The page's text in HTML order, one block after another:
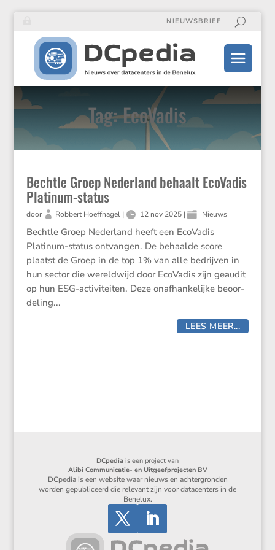
NIEUWSBRIEF
Tag: EcoVadis
Bechtle Groep Nederland behaalt EcoVadis
Platinum-status
door Robbert Hoeffnagel| 12 nov 2025 | Nieuws
Bechtle Groep Neder­land heeft een EcoVadis
Platinum-status ontvangen. De behaalde score
plaatst de Groep in de top 1% van alle bedrijven in
hun sector die wereld­wijd door EcoVadis zijn geaudit
op hun ESG-activi­teiten. Deze onafhan­ke­lijke beoor­
de­ling...
LEES MEER...
DCpedia is een project van
Alibi Communicatie- en Uitgeefprojecten BV
DCpedia is een website waar nieuws en achtergronden
worden gepubliceerd die relevant zijn voor datacenters in de
Benelux.